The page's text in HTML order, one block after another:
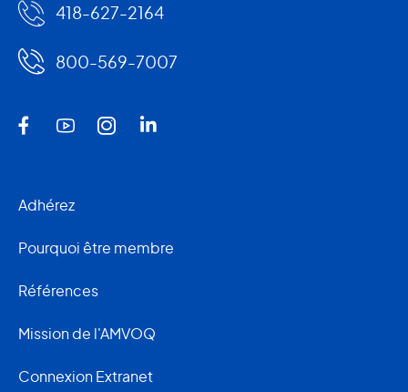
418-627-2164
800-569-7007
Adhérez
Pourquoi être membre
Références
Mission de l'AMVOQ
Connexion Extranet